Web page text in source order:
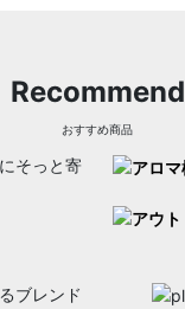
Recommend
おすすめ商品
そっと寄
ブレンド